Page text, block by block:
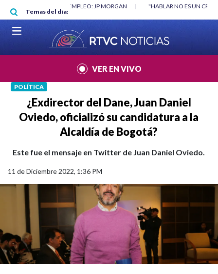
Pasar al contenido principal
Temas del día:
"HABLAR NO ES UN CRIMEN": CARTA DE BETO CORAL |
VER EN VIVO
POLÍTICA
¿Exdirector del Dane, Juan Daniel
Oviedo, oficializó su candidatura a la
Alcaldía de Bogotá?
Este fue el mensaje en Twitter de Juan Daniel Oviedo.
11 de Diciembre 2022, 1:36 PM